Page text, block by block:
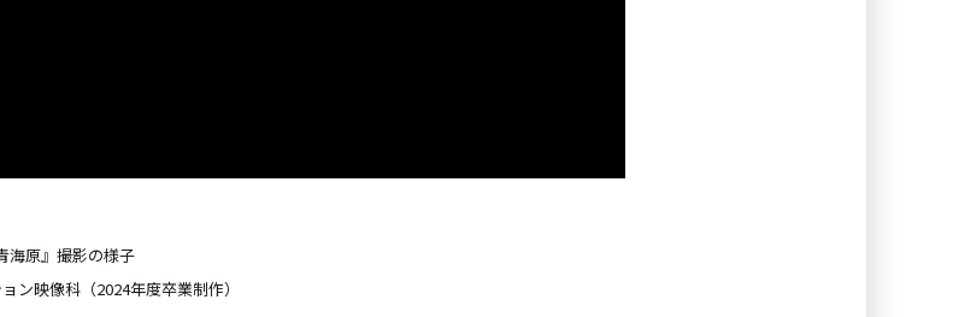
海原』撮影の様子
映像科（2024年度卒業制作）